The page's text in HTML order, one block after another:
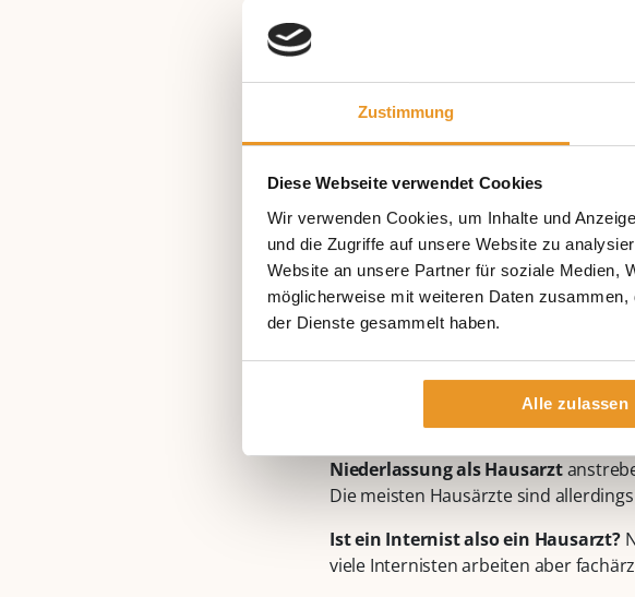
Zustimmung
Diese Webseite verwendet Cookies
Wir verwenden Cookies, um Inhalte und
und die Zugriffe auf unsere Website zu
Website an unsere Partner für soziale Medien,
möglicherweise mit weiteren Daten
der Dienste gesammelt haben.
Alle zulassen
Was ist ein
Facharztausbildung in der Inneren
Medizin, der sich auf die
Niederlassung als Hausarzt
Die meisten Hausärzte sind
Ist ein Internist also ein Hausarzt?
viele Internisten arbeiten aber